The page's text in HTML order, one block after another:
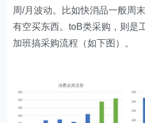
周/月波动。比如快消品一般周
有空买东西。toB类采购，则是
加班搞采购流程（如下图）。